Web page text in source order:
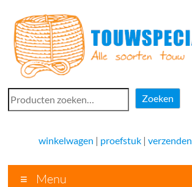
naar
inhoud
Touwspecialist.nl
voor
vele
Zoeken
Zoeken
winkelwagen | proefstuk |verzenden
Menu